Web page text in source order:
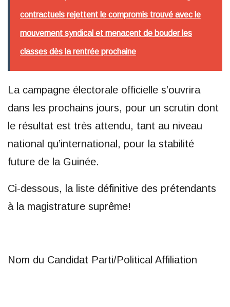
contractuels rejettent le compromis trouvé avec le
mouvement syndical et menacent de bouder les
classes dès la rentrée prochaine
La campagne électorale officielle s’ouvrira
dans les prochains jours, pour un scrutin dont
le résultat est très attendu, tant au niveau
national qu’international, pour la stabilité
future de la Guinée.
Ci-dessous, la liste définitive des prétendants
à la magistrature suprême!
Nom du Candidat Parti/Political Affiliation